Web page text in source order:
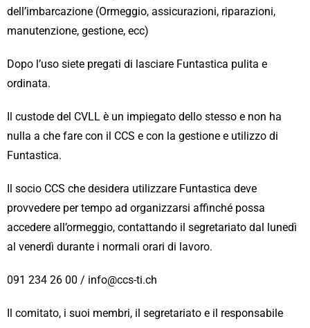
dell’imbarcazione (Ormeggio, assicurazioni, riparazioni,
manutenzione, gestione, ecc)
Dopo l’uso siete pregati di lasciare Funtastica pulita e
ordinata.
Il custode del CVLL è un impiegato dello stesso e non ha
nulla a che fare con il CCS e con la gestione e utilizzo di
Funtastica.
Il socio CCS che desidera utilizzare Funtastica deve
provvedere per tempo ad organizzarsi affinché possa
accedere all’ormeggio, contattando il segretariato dal lunedì
al venerdì durante i normali orari di lavoro.
091 234 26 00 / info@ccs-ti.ch
Il comitato, i suoi membri, il segretariato e il responsabile